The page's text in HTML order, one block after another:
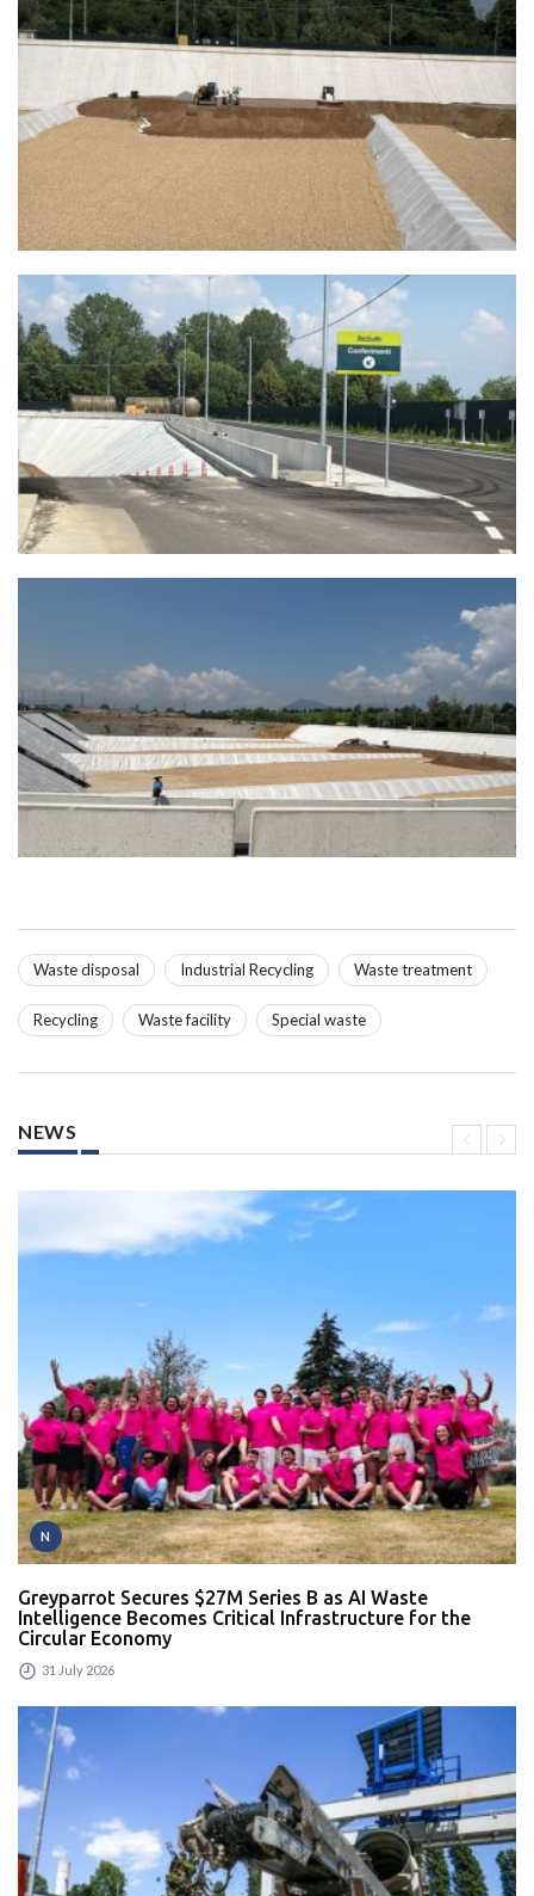
Waste disposal Industrial Recycling Waste treatment
Recycling Waste facility Special waste
NEWS
N
Greyparrot Secures $27M Series B as AI Waste
Intelligence Becomes Critical Infrastructure for the
Circular Economy
31 July 2026